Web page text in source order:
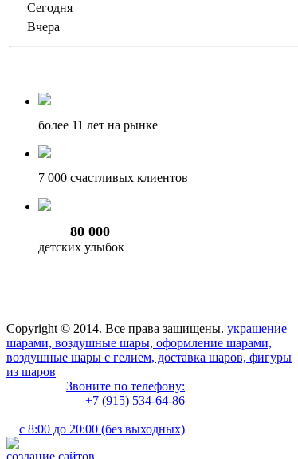
Сегодня
Вчера
более 11 лет на рынке
7 000 счастливых клиентов
80 000
детских улыбок
Copyright © 2014. Все права защищены. украшение
шарами, воздушные шары, оформление шарами,
воздушные шары с гелием, доставка шаров, фигуры
из шаров
Звоните по телефону:
+7 (915) 534-64-86
с 8:00 до 20:00 (без выходных)
создание сайтов